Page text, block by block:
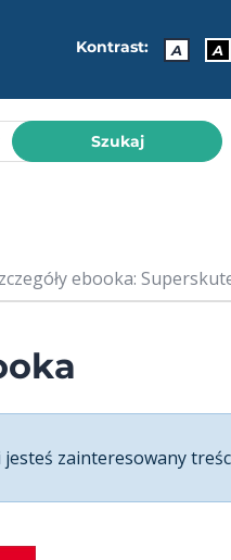
Kontrast: A A
Szukaj
ebooka:
jesteś zainteresowany